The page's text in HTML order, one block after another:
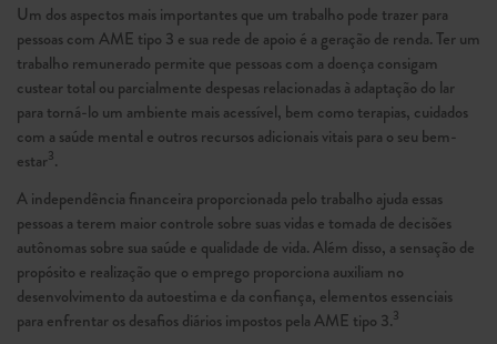
Um dos aspectos mais importantes que um trabalho pode trazer para
pessoas com AME tipo 3 e sua rede de apoio é a geração de renda. Ter um
trabalho remunerado permite que pessoas com a doença consigam
custear total ou parcialmente despesas relacionadas à adaptação do lar
para torná-lo um ambiente mais acessível, bem como terapias, cuidados
com a saúde mental e outros recursos adicionais vitais para o seu bem-
estar3.
A independência financeira proporcionada pelo trabalho ajuda essas
pessoas a terem maior controle sobre suas vidas e tomada de decisões
autônomas sobre sua saúde e qualidade de vida. Além disso, a sensação de
propósito e realização que o emprego proporciona auxiliam no
desenvolvimento da autoestima e da confiança, elementos essenciais
para enfrentar os desafios diários impostos pela AME tipo 3.3